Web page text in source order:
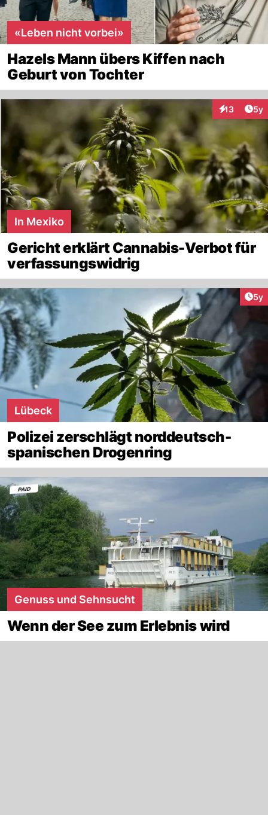
«Leben nicht vorbei»
Hazels Mann übers Kiffen nach
Geburt von Tochter
13 5y
In Mexiko
Gericht erklärt Cannabis-Verbot für
verfassungswidrig
5y
Lübeck
Polizei zerschlägt norddeutsch-
spanischen Drogenring
Genuss und Sehnsucht
Wenn der See zum Erlebnis wird